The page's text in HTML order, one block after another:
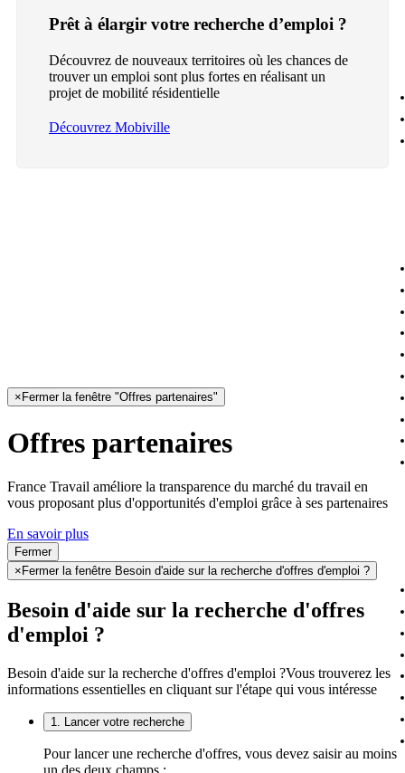
Prêt à élargir votre recherche d’emploi ?
Découvrez de nouveaux territoires où les chances de
trouver un emploi sont plus fortes en réalisant un
projet de mobilité résidentielle
Découvrez Mobiville
× Fermer la fenêtre "Offres partenaires"
Offres partenaires
France Travail améliore la transparence du marché du travail en
vous proposant plus d'opportunités d'emploi grâce à ses partenaires
En savoir plus
Fermer
× Fermer la fenêtre Besoin d'aide sur la recherche d'offres d'emploi ?
Besoin d'aide sur la recherche d'offres
d'emploi ?
Besoin d'aide sur la recherche d'offres d'emploi ?Vous trouverez les
informations essentielles en cliquant sur l'étape qui vous intéresse
1. Lancer votre recherche
Pour lancer une recherche d'offres, vous devez saisir au moins